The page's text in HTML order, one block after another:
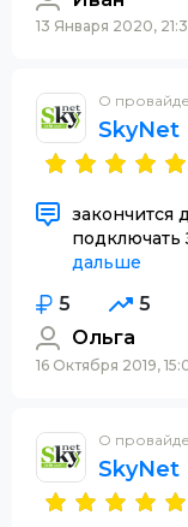
13 Января 2020,
О
SkyNet
закончится
подключать
дальше
5 5
Ольга
16 Октября 2019,
О
SkyNet